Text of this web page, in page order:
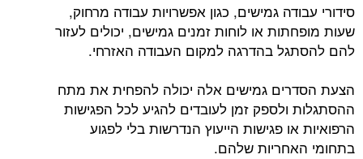
סידורי עבודה גמישים, כגון אפשרויות עבודה מרחוק,
שעות מופחתות או לוחות זמנים גמישים, יכולים לעזור
להם להסתגל בהדרגה למקום העבודה האזרחי.
הצעת הסדרים גמישים אלה יכולה להפחית את מתח
ההסתגלות ולספק זמן לעובדים להגיע לכל הפגישות
הרפואיות או פגישות הייעוץ הנדרשות בלי לפגוע
בתחומי האחריות שלהם.